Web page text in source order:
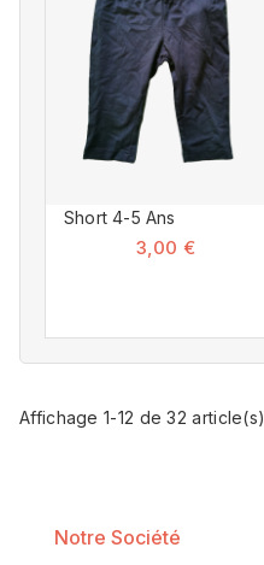
Short 4-5 Ans
3,00 €
Affichage 1-12 de 32 article(s)
Notre Société